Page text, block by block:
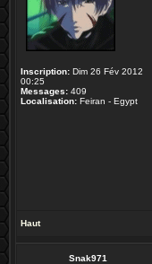
Inscription: Dim 26 Fév 2012
00:25
Messages: 409
Localisation: Feiran - Egypt
Haut
Snak971